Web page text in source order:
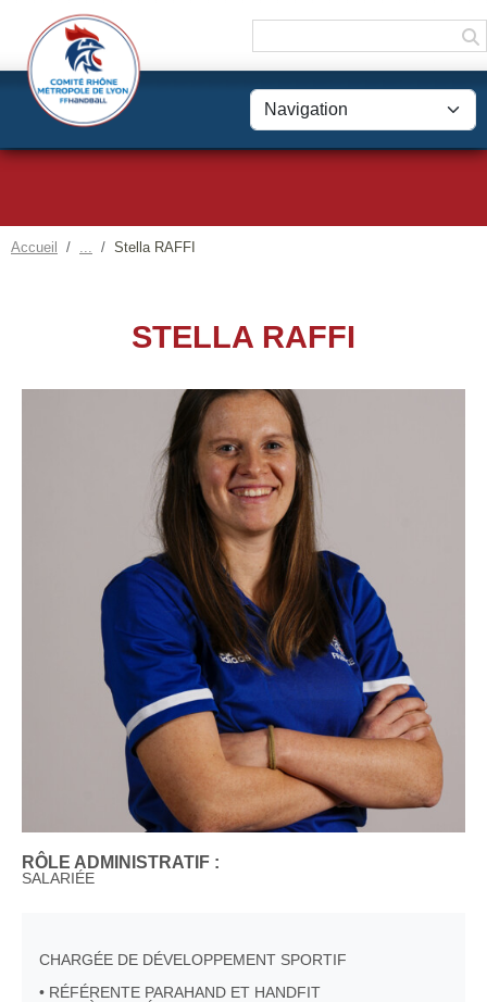
Accueil Stella RAFFI
STELLA RAFFI
RÔLE ADMINISTRATIF :
SALARIÉE
CHARGÉE DE DÉVELOPPEMENT SPORTIF
• RÉFÉRENTE PARAHAND ET HANDFIT
Panneau de gestion des cookies